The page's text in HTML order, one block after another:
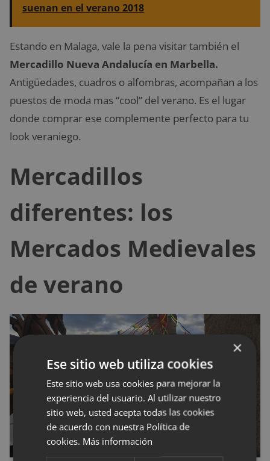
suenan en el verano 2018
Estando en Malaga, vale la pena visitar también el
Mercadillo Nueva Andalucía en Marbella.
Antigüedades, cuadros o alfombras, acompañan a los
puestos de moda mas “cool” del verano. Es el lugar
donde comprar ese complemente perfecto para tu
look veraniego.
Mercadillos
diferentes: los
Mercados Medievales
de verano
×
Ese sitio web utiliza cookies
Este sitio web usa cookies para mejorar la
experiencia del usuario. Al utilizar nuestro
sitio web, usted acepta todas las cookies
de acuerdo con nuestra Política de
cookies. Más información